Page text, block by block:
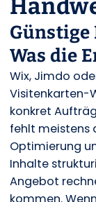
Günstige
Was die
Wix, Jimdo
Visitenkarten-
konkret
fehlt meistens
Optimierung
Inhalte
Angebot
kommen.